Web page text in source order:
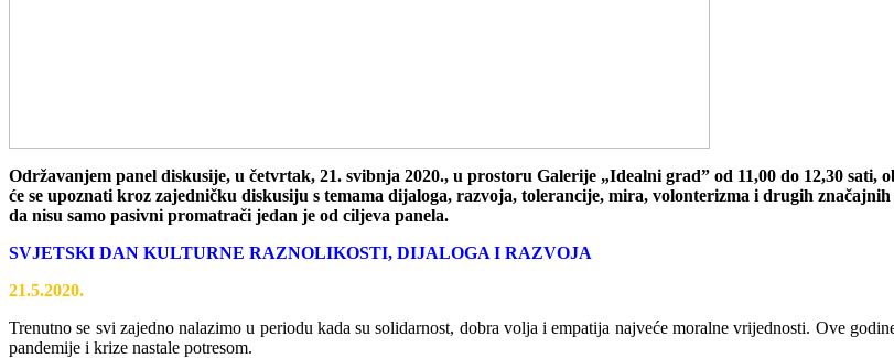
Održavanjem panel diskusije, u četvrtak, 21. svibnja 2020., u prostoru Galerije „Idealni grad” od 11,00 do 12,30
će se upoznati kroz zajedničku diskusiju s temama dijaloga, razvoja, tolerancije, mira, volonterizma i drugih
da nisu samo pasivni promatrači jedan je od ciljeva panela.
SVJETSKI DAN KULTURNE RAZNOLIKOSTI, DIJALOGA I RAZVOJA
21.5.2020.
Trenutno se svi zajedno nalazimo u periodu kada su solidarnost, dobra volja i empatija najveće moralne vrijednosti. Ove
pandemije i krize nastale potresom.